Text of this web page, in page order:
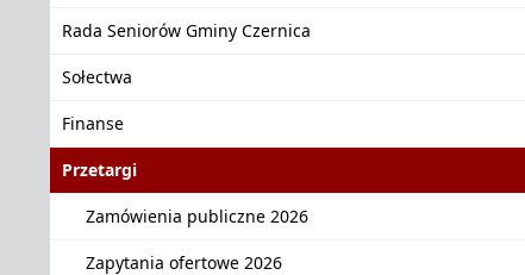
Rada Seniorów Gminy Czernica
Sołectwa
Finanse
Przetargi
Zamówienia publiczne 2026
Zapytania ofertowe 2026